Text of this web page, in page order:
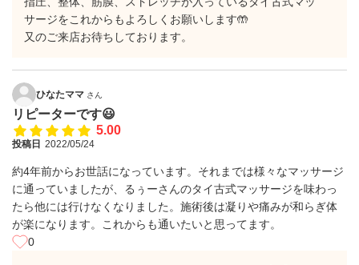
サージをこれからもよろしくお願いします🤲
又のご来店お待ちしております。
ひなたママ さん
リピーターです😃
5.00
投稿日 2022/05/24
約4年前からお世話になっています。それまでは様々なマッサージ
に通っていましたが、るぅーさんのタイ古式マッサージを味わっ
たら他には行けなくなりました。施術後は凝りや痛みが和らぎ体
が楽になります。これからも通いたいと思ってます。
0